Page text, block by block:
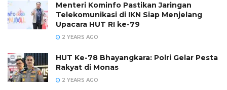
Menteri Kominfo Pastikan Jaringan
Telekomunikasi di IKN Siap Menjelang
Upacara HUT RI ke-79
2 YEARS AGO
HUT Ke-78 Bhayangkara: Polri Gelar Pesta
Rakyat di Monas
2 YEARS AGO